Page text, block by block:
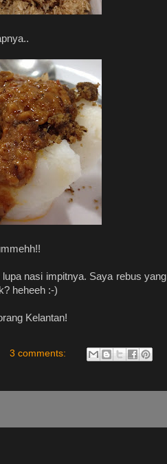
nasi impitnya. Saya rebus yang
heheeh :-)
Kelantan!
3 comments: